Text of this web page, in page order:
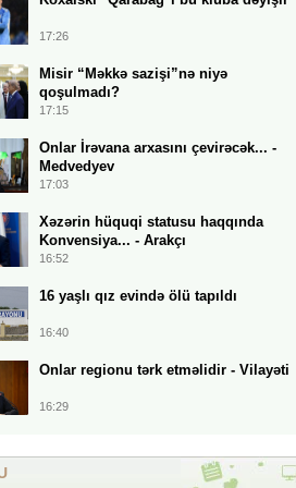
17:26
Misir “Məkkə sazişi”nə niyə
qoşulmadı?
17:15
Onlar İrəvana arxasını çevirəcək... -
Medvedyev
17:03
Xəzərin hüquqi statusu haqqında
Konvensiya... - Arakçı
16:52
16 yaşlı qız evində ölü tapıldı
16:40
Onlar regionu tərk etməlidir - Vilayəti
16:29